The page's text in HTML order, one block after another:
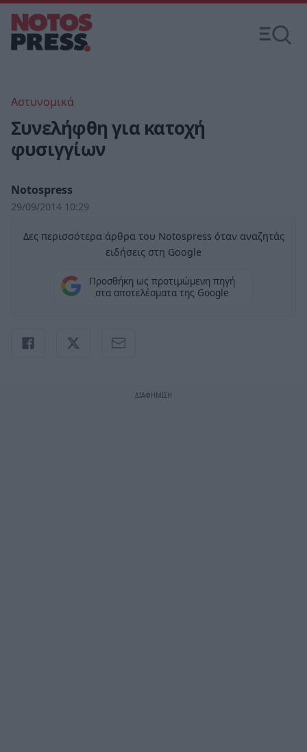
Αστυνομικά
Συνελήφθη για κατοχή
φυσιγγίων
Notospress
29/09/2014 10:29
Δες περισσότερα άρθρα του Notospress όταν αναζητάς
ειδήσεις στη Google
Προσθήκη ως προτιμώμενη πηγή
στα αποτελέσματα της Google